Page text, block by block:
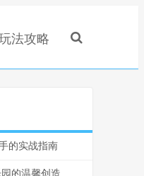
法攻略
的实战指南
的温馨创造